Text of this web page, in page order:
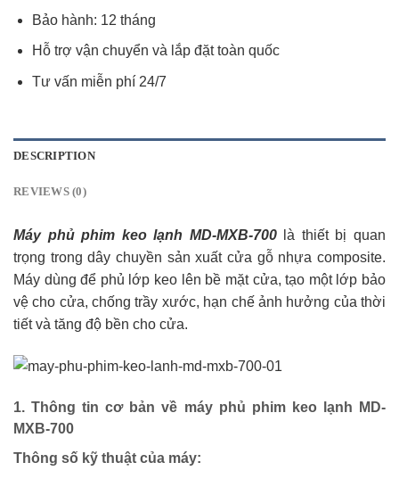
Bảo hành: 12 tháng
Hỗ trợ vận chuyển và lắp đặt toàn quốc
Tư vấn miễn phí 24/7
DESCRIPTION
REVIEWS (0)
Máy phủ phim keo lạnh MD-MXB-700
là thiết bị quan
trọng trong dây chuyền sản xuất cửa gỗ nhựa composite.
Máy dùng để phủ lớp keo lên bề mặt cửa, tạo một lớp bảo
vệ cho cửa, chống trầy xước, hạn chế ảnh hưởng của thời
tiết và tăng độ bền cho cửa.
1. Thông tin cơ bản về máy phủ phim keo lạnh MD-
MXB-700
Thông số kỹ thuật của máy: